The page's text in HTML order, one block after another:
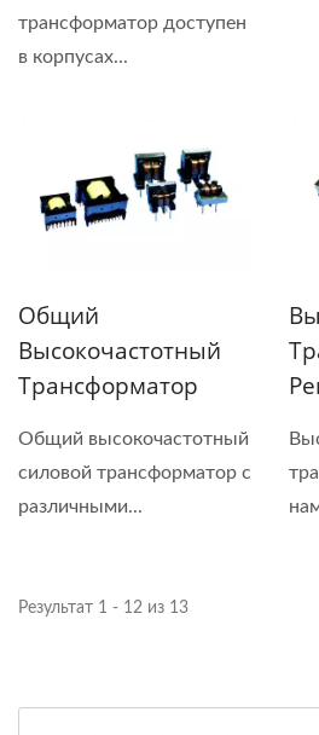
трансформатор доступен
в корпусах...
Общий
Высокочастотный
Трансформатор
Общий высокочастотный
силовой трансформатор с
различными...
Результат 1 - 12 из 13